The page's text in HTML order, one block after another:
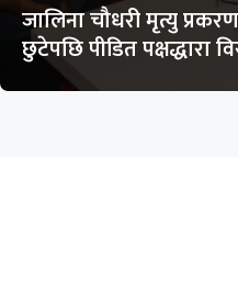
जालिना चौधरी मृत्यु
छुटेपछि पीडित पक्षद्धारा